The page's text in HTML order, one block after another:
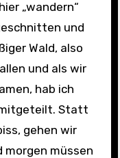
„wandern“
und
Wald, also
und als wir
hab ich
mitgeteilt. Statt
gehen wir
morgen müssen